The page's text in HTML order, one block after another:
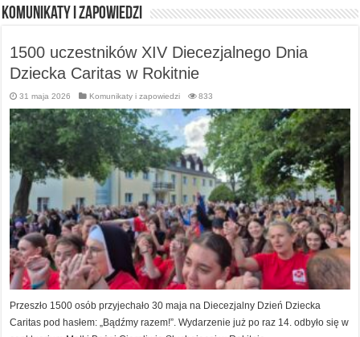
Komunikaty i zapowiedzi
1500 uczestników XIV Diecezjalnego Dnia
Dziecka Caritas w Rokitnie
31 maja 2026 Komunikaty i zapowiedzi 833
Przeszło 1500 osób przyjechało 30 maja na Diecezjalny Dzień Dziecka
Caritas pod hasłem: „Bądźmy razem!”. Wydarzenie już po raz 14. odbyło się w